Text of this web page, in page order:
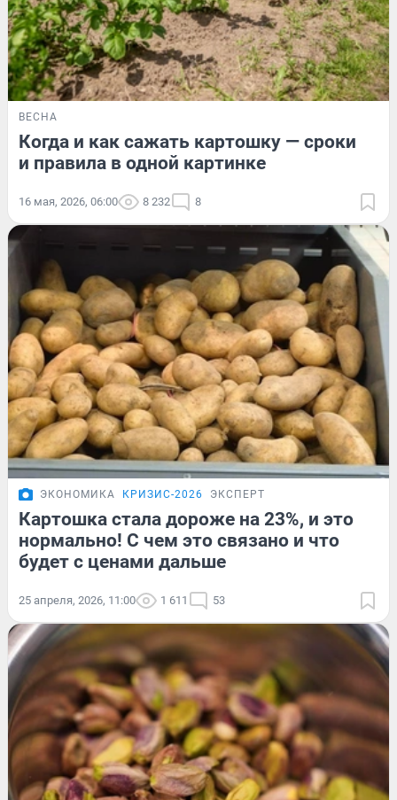
ВЕСНА
Когда и как сажать картошку — сроки
и правила в одной картинке
16 мая, 2026, 06:00 8 232 8
ЭКОНОМИКА КРИЗИС-2026 ЭКСПЕРТ
Картошка стала дороже на 23%, и это
нормально! С чем это связано и что
будет с ценами дальше
25 апреля, 2026, 11:00 1 611 53